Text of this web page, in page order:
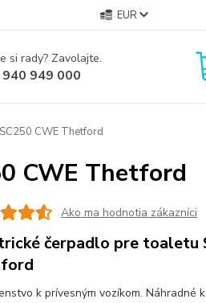
EUR
si rady? Zavolajte.
949 000
CWE Thetford
CWE Thetford
Ako ma hodnotia zákazníci
čerpadlo pre toaletu
k prívesným vozíkom. Náhradné